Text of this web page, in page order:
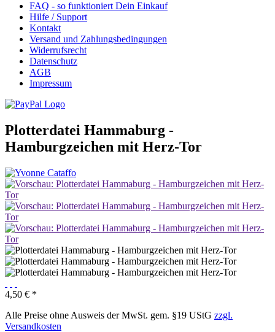
FAQ - so funktioniert Dein Einkauf
Hilfe / Support
Kontakt
Versand und Zahlungsbedingungen
Widerrufsrecht
Datenschutz
AGB
Impressum
Plotterdatei Hammaburg -
Hamburgzeichen mit Herz-Tor
4,50 € *
Alle Preise ohne Ausweis der MwSt. gem. §19 UStG zzgl.
Versandkosten